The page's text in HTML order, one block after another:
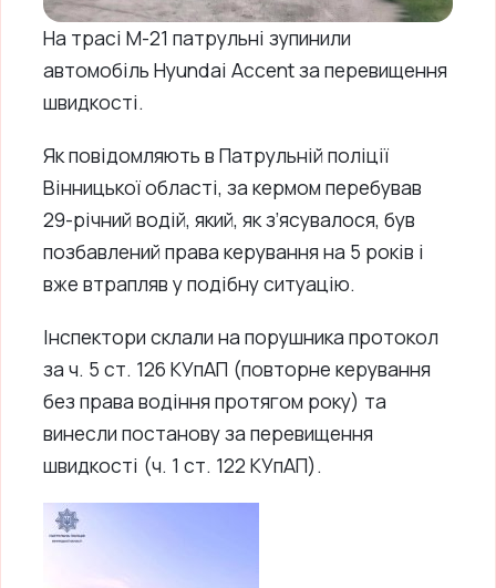
На трасі М-21 патрульні зупинили
автомобіль Hyundai Accent за перевищення
швидкості.
Як повідомляють в Патрульній поліції
Вінницької області, за кермом перебував
29-річний водій, який, як з’ясувалося, був
позбавлений права керування на 5 років і
вже втрапляв у подібну ситуацію.
Інспектори склали на порушника протокол
за ч. 5 ст. 126 КУпАП (повторне керування
без права водіння протягом року) та
винесли постанову за перевищення
швидкості (ч. 1 ст. 122 КУпАП).